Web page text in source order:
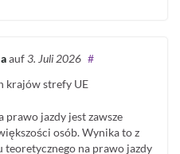
auf3. Juli 2026 #
krajów strefy UE
prawo jazdy jest zawsze
osób. Wynika to z
teoretycznego na prawo jazdy